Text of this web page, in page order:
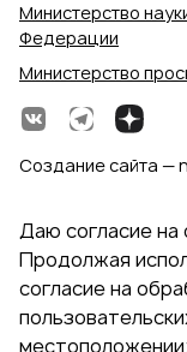
Министерство
Федерации
Министерство
Создание сайта —
Даю согласие на
Продолжая
согласие на